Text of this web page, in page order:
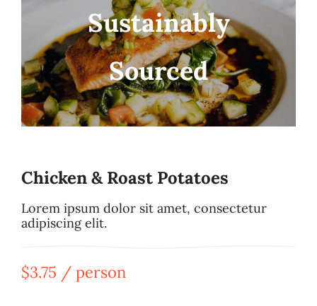
Sustainably
Sourced
Chicken & Roast Potatoes
Lorem ipsum dolor sit amet, consectetur
adipiscing elit.
$3.75 / person